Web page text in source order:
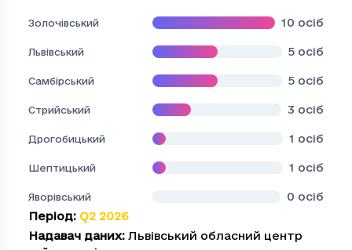
Золочівський 10 осіб
Львівський 5 осіб
Самбірський 5 осіб
Стрийський 3 осіб
Дрогобицький 1 осіб
Шептицький 1 осіб
Яворівський 0 осіб
Період: Q2 2026
Надавач даних: Львівський обласний центр